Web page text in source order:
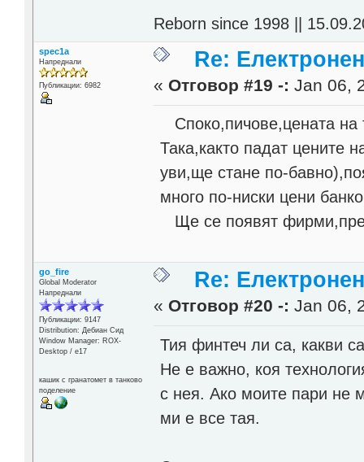
Reborn since 1998 ||
spec1a
Напреднали
Публикации: 6982
Re:
« Отговор #19 -: Jan 06,
Споко,пичове,цената
Така,както падат цените
уви,ще стане по-
много по-ниски цени
Ще се появят
go_fire
Global Moderator
Напреднали
Публикации: 9147
Distribution: Дебиан Сид
Window Manager: ROX-
Desktop / е17
кашик с гранатомет в танково
поделение
Re:
« Отговор #20 -: Jan 06,
Тия финтеч ли са, какви
Не е важно, коя
с нея. Ако моите пари не
ми е все тая.